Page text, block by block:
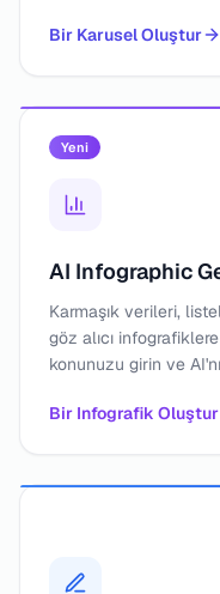
Bir Karusel Oluştur
Yeni
AI Infographic
Karmaşık verileri,
göz alıcı
konunuzu girin ve
Bir Infografik Oluştur